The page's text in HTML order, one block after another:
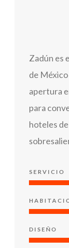
Zadún es
de
apertura
para
hoteles
SERVICIO
DISEÑO